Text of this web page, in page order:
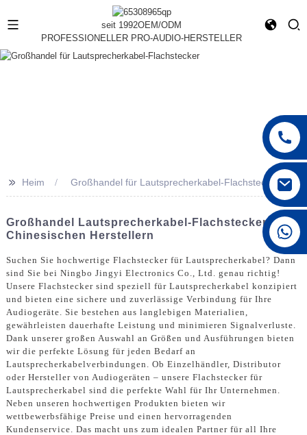
seit 1992OEM/ODM
PROFESSIONELLER PRO-AUDIO-HERSTELLER
+86 15168592711
>> Heim Großhandel für Lautsprecherkabel-Flachstecker
Großhandel Lautsprecherkabel-Flachstecker Von
Chinesischen Herstellern
Suchen Sie hochwertige Flachstecker für Lautsprecherkabel? Dann
sind Sie bei Ningbo Jingyi Electronics Co., Ltd. genau richtig!
Unsere Flachstecker sind speziell für Lautsprecherkabel konzipiert
und bieten eine sichere und zuverlässige Verbindung für Ihre
Audiogeräte. Sie bestehen aus langlebigen Materialien,
gewährleisten dauerhafte Leistung und minimieren Signalverluste.
Dank unserer großen Auswahl an Größen und Ausführungen bieten
wir die perfekte Lösung für jeden Bedarf an
Lautsprecherkabelverbindungen. Ob Einzelhändler, Distributor
oder Hersteller von Audiogeräten – unsere Flachstecker für
Lautsprecherkabel sind die perfekte Wahl für Ihr Unternehmen.
Neben unseren hochwertigen Produkten bieten wir
wettbewerbsfähige Preise und einen hervorragenden
Kundenservice. Das macht uns zum idealen Partner für all Ihre